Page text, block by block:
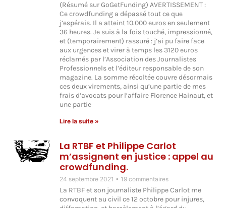
(Résumé sur GoGetFunding) AVERTISSEMENT :
Ce crowdfunding a dépassé tout ce que
j’espérais. Il a atteint 10.000 euros en seulement
36 heures. Je suis à la fois touché, impressionné,
et (temporairement) rassuré : j’ai pu faire face
aux urgences et virer à temps les 3120 euros
réclamés par l’Association des Journalistes
Professionnels et l’éditeur responsable de son
magazine. La somme récoltée couvre désormais
ces deux virements, ainsi qu’une partie de mes
frais d’avocats pour l’affaire Florence Hainaut, et
une partie
Lire la suite »
La RTBF et Philippe Carlot
m’assignent en justice : appel au
crowdfunding.
24 septembre 2021 19 commentaires
La RTBF et son journaliste Philippe Carlot me
convoquent au civil ce 12 octobre pour injures,